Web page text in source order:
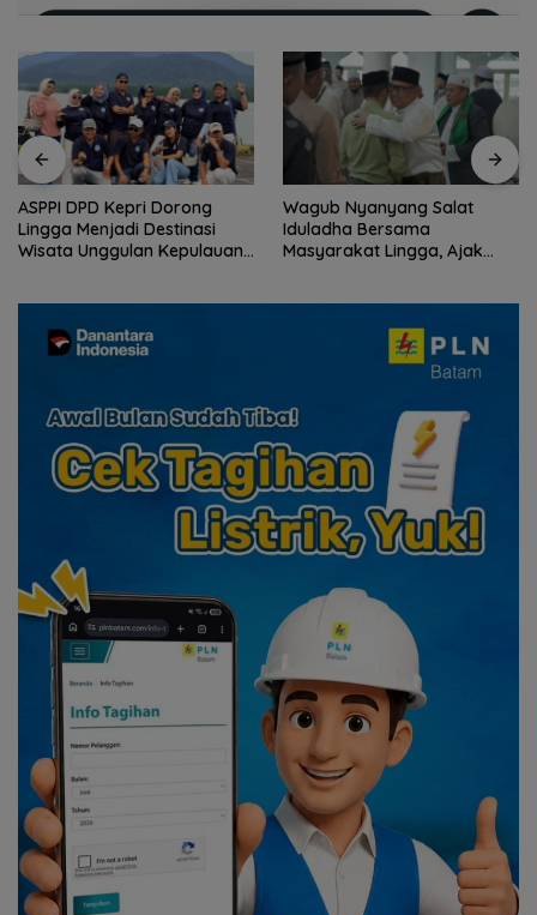
Wagub Nyanyang Salat
Iduladha Bersama
Masyarakat Lingga, Ajak
Peringati HPN 2026,
Komunitas Jurnalis Kepri
Gelar Syukuran hingga